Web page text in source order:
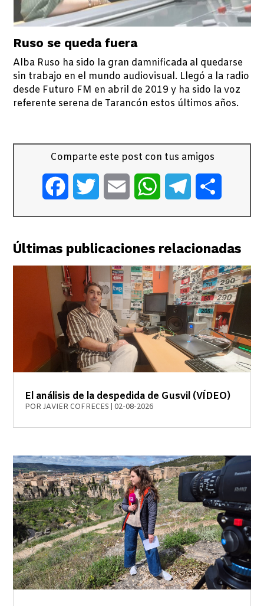
Ruso se queda fuera
Alba Ruso ha sido la gran damnificada al quedarse
sin trabajo en el mundo audiovisual. Llegó a la radio
desde Futuro FM en abril de 2019 y ha sido la voz
referente serena de Tarancón estos últimos años.
Comparte este post con tus amigos
FacebookTwitter Email WhatsAppTelegram
Últimas publicaciones relacionadas
El análisis de la despedida de Gusvil (VÍDEO)
PORJAVIER COFRECES 02-08-2026